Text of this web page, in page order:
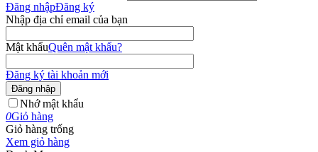
Đăng nhậpĐăng ký
Nhập địa chỉ email của bạn
Mật khẩuQuên mật khẩu?
Đăng ký tài khoản mới
Đăng nhập
Nhớ mật khẩu
0Giỏ hàng
Giỏ hàng trống
Xem giỏ hàng